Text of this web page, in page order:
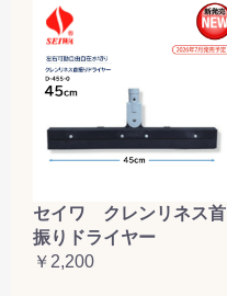
セイワ クレンリネス首
振りドライヤー
￥2,200